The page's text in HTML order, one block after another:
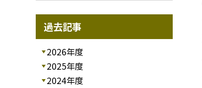
過去記事
2026年度
2025年度
2024年度